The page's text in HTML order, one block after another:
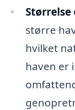
større
hvilket
haven er